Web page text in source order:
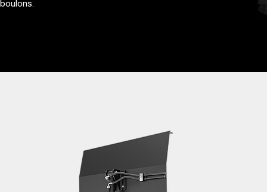
boulons.